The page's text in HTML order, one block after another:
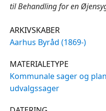
til Behandling for en
ARKIVSKABER
Aarhus Byråd (1869-)
MATERIALETYPE
Kommunale sager og
udvalgssager